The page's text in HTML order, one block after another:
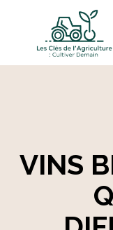
VINS